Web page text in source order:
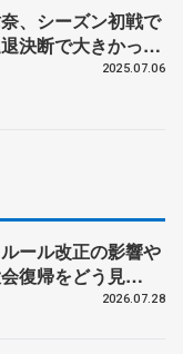
、シーズン初戦で
決断で大きかった
は 選曲に込めた
2025.07.06
ール改正の影響や
復帰をどう見
後の４年間に向け
2026.07.28